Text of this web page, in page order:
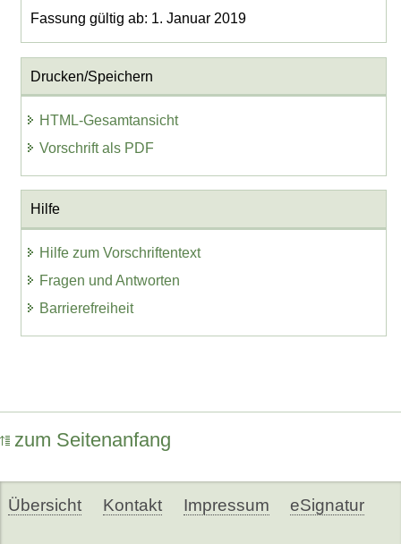
Fassung gültig ab: 1. Januar 2019
Drucken/Speichern
HTML-Gesamtansicht
Vorschrift als PDF
Hilfe
Hilfe zum Vorschriftentext
Fragen und Antworten
Barrierefreiheit
zum Seitenanfang
Übersicht Kontakt Impressum eSignatur